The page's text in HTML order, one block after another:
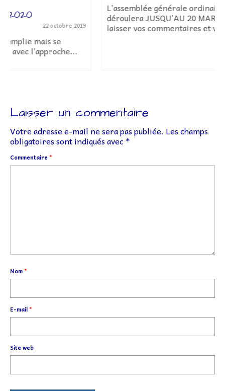
L’assemblée générale ordinaire 2026, se
déroulera JUSQU’AU 20 MARS inclus.Vous pouvez
laisser vos commentaires et voter à...
Laisser un commentaire
Votre adresse e-mail ne sera pas publiée. Les champs
obligatoires sont indiqués avec *
Commentaire *
Nom*
E-mail*
Site web